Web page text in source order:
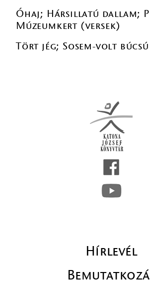
Óhaj; Hársillatú dallam;
Múzeumkert (versek)
Tört jég; Sosem-volt
Hírlevél